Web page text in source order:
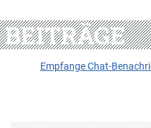
BEITRÄGE
Empfange Chat-